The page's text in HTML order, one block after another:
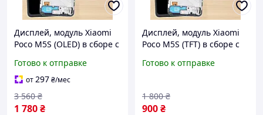
Дисплей, модуль Xiaomi
Poco M5S (OLED) в сборе с
премиум Ксиоми Поко
М5С
Готово к отправке
от297₴/мес
1 780₴
3 560 ₴
Дисплей, модуль Xiaomi
Poco M5S (TFT) в сборе с
премиум Ксиоми Поко
Готово к отправке
900₴
1 800 ₴